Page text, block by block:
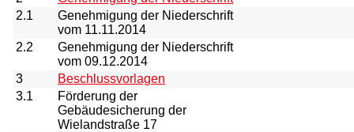
2.1
Genehmigung der Niederschrift
vom 11.11.2014
2.2
Genehmigung der Niederschrift
vom 09.12.2014
3
Beschlussvorlagen
3.1
Förderung der
Gebäudesicherung der
Wielandstraße 17